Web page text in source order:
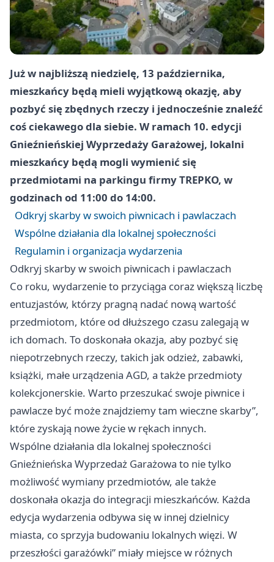
Już w najbliższą niedzielę, 13 października,
mieszkańcy będą mieli wyjątkową okazję, aby
pozbyć się zbędnych rzeczy i jednocześnie znaleźć
coś ciekawego dla siebie. W ramach 10. edycji
Gnieźnieńskiej Wyprzedaży Garażowej, lokalni
mieszkańcy będą mogli wymienić się
przedmiotami na parkingu firmy TREPKO, w
godzinach od 11:00 do 14:00.
Odkryj skarby w swoich piwnicach i pawlaczach
Wspólne działania dla lokalnej społeczności
Regulamin i organizacja wydarzenia
Odkryj skarby w swoich piwnicach i pawlaczach
Co roku, wydarzenie to przyciąga coraz większą liczbę
entuzjastów, którzy pragną nadać nową wartość
przedmiotom, które od dłuższego czasu zalegają w
ich domach. To doskonała okazja, aby pozbyć się
niepotrzebnych rzeczy, takich jak odzież, zabawki,
książki, małe urządzenia AGD, a także przedmioty
kolekcjonerskie. Warto przeszukać swoje piwnice i
pawlacze być może znajdziemy tam wieczne skarby”,
które zyskają nowe życie w rękach innych.
Wspólne działania dla lokalnej społeczności
Gnieźnieńska Wyprzedaż Garażowa to nie tylko
możliwość wymiany przedmiotów, ale także
doskonała okazja do integracji mieszkańców. Każda
edycja wydarzenia odbywa się w innej dzielnicy
miasta, co sprzyja budowaniu lokalnych więzi. W
przeszłości garażówki” miały miejsce w różnych